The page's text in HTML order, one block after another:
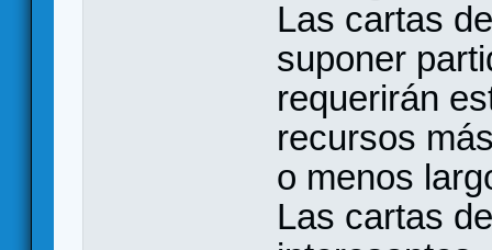
Las cartas
suponer
requerirán
recursos
o menos
Las cartas